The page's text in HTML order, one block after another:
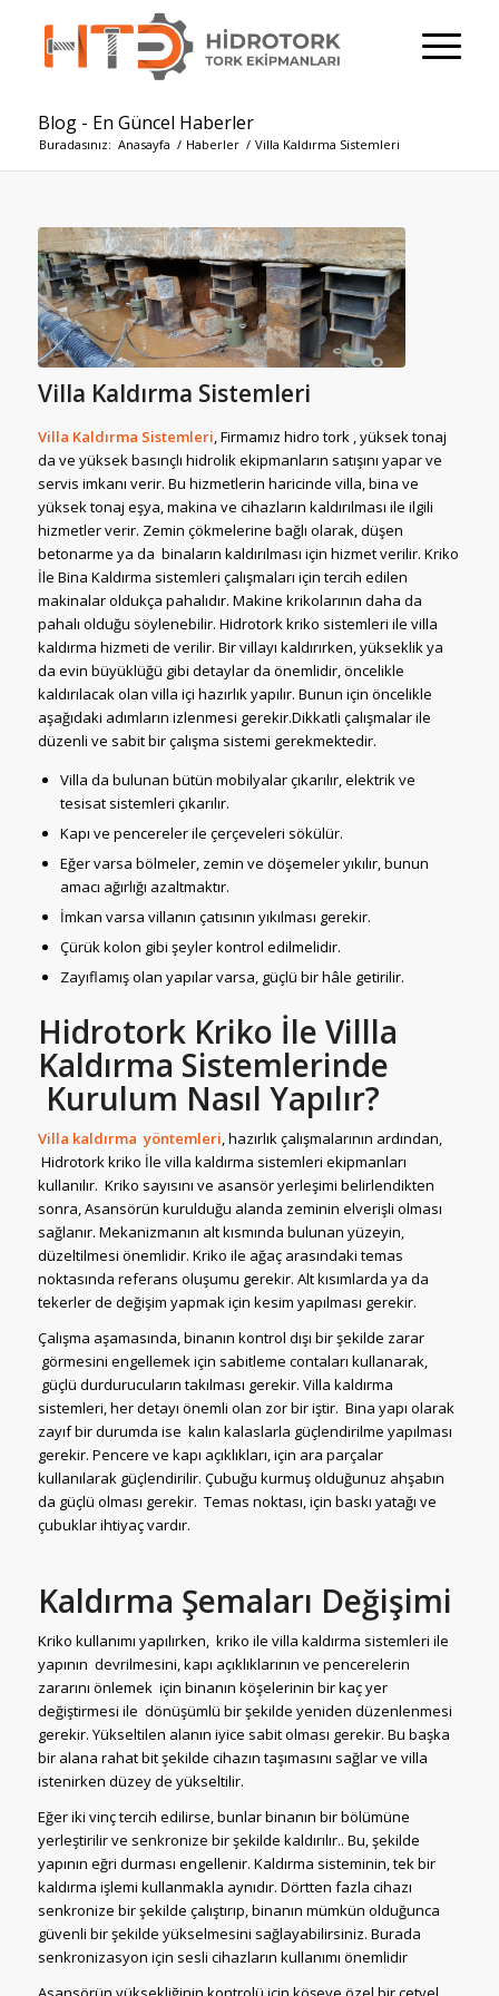
Blog - En Güncel Haberler
Buradasınız: Anasayfa / Haberler / Villa Kaldırma Sistemleri
Villa Kaldırma Sistemleri
Villa Kaldırma Sistemleri, Firmamız hidro tork , yüksek tonaj
da ve yüksek basınçlı hidrolik ekipmanların satışını yapar ve
servis imkanı verir. Bu hizmetlerin haricinde villa, bina ve
yüksek tonaj eşya, makina ve cihazların kaldırılması ile ilgili
hizmetler verir. Zemin çökmelerine bağlı olarak, düşen
betonarme ya da binaların kaldırılması için hizmet verilir. Kriko
İle Bina Kaldırma sistemleri çalışmaları için tercih edilen
makinalar oldukça pahalıdır. Makine krikolarının daha da
pahalı olduğu söylenebilir. Hidrotork kriko sistemleri ile villa
kaldırma hizmeti de verilir. Bir villayı kaldırırken, yükseklik ya
da evin büyüklüğü gibi detaylar da önemlidir, öncelikle
kaldırılacak olan villa içi hazırlık yapılır. Bunun için öncelikle
aşağıdaki adımların izlenmesi gerekir.Dikkatli çalışmalar ile
düzenli ve sabit bir çalışma sistemi gerekmektedir.
Villa da bulunan bütün mobilyalar çıkarılır, elektrik ve
tesisat sistemleri çıkarılır.
Kapı ve pencereler ile çerçeveleri sökülür.
Eğer varsa bölmeler, zemin ve döşemeler yıkılır, bunun
amacı ağırlığı azaltmaktır.
İmkan varsa villanın çatısının yıkılması gerekir.
Çürük kolon gibi şeyler kontrol edilmelidir.
Zayıflamış olan yapılar varsa, güçlü bir hâle getirilir.
Hidrotork Kriko İle Villla
Kaldırma Sistemlerinde
Kurulum Nasıl Yapılır?
Villa kaldırma yöntemleri, hazırlık çalışmalarının ardından,
Hidrotork kriko İle villa kaldırma sistemleri ekipmanları
kullanılır. Kriko sayısını ve asansör yerleşimi belirlendikten
sonra, Asansörün kurulduğu alanda zeminin elverişli olması
sağlanır. Mekanizmanın alt kısmında bulunan yüzeyin,
düzeltilmesi önemlidir. Kriko ile ağaç arasındaki temas
noktasında referans oluşumu gerekir. Alt kısımlarda ya da
tekerler de değişim yapmak için kesim yapılması gerekir.
Çalışma aşamasında, binanın kontrol dışı bir şekilde zarar
görmesini engellemek için sabitleme contaları kullanarak,
güçlü durdurucuların takılması gerekir. Villa kaldırma
sistemleri, her detayı önemli olan zor bir iştir. Bina yapı olarak
zayıf bir durumda ise kalın kalaslarla güçlendirilme yapılması
gerekir. Pencere ve kapı açıklıkları, için ara parçalar
kullanılarak güçlendirilir. Çubuğu kurmuş olduğunuz ahşabın
da güçlü olması gerekir. Temas noktası, için baskı yatağı ve
çubuklar ihtiyaç vardır.
Kaldırma Şemaları Değişimi
Kriko kullanımı yapılırken, kriko ile villa kaldırma sistemleri ile
yapının devrilmesini, kapı açıklıklarının ve pencerelerin
zararını önlemek için binanın köşelerinin bir kaç yer
değiştirmesi ile dönüşümlü bir şekilde yeniden düzenlenmesi
gerekir. Yükseltilen alanın iyice sabit olması gerekir. Bu başka
bir alana rahat bit şekilde cihazın taşımasını sağlar ve villa
istenirken düzey de yükseltilir.
Eğer iki vinç tercih edilirse, bunlar binanın bir bölümüne
yerleştirilir ve senkronize bir şekilde kaldırılır.. Bu, şekilde
yapının eğri durması engellenir. Kaldırma sisteminin, tek bir
kaldırma işlemi kullanmakla aynıdır. Dörtten fazla cihazı
senkronize bir şekilde çalıştırıp, binanın mümkün olduğunca
güvenli bir şekilde yükselmesini sağlayabilirsiniz. Burada
senkronizasyon için sesli cihazların kullanımı önemlidir